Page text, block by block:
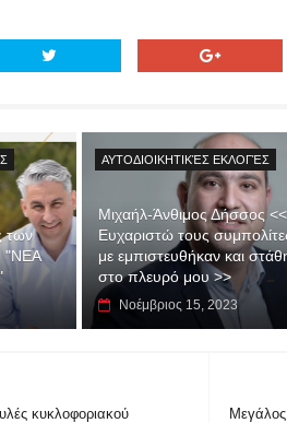
των
"ΝΕΑ
ΑΥΤΟΔΙΟΙΚΗΤΙΚΈΣ ΕΚΛΟΓΈΣ
Μιχαήλ-Άνθιμος Δήσσος <<
Ευχαριστώ τους
με εμπιστευθήκαν και
στο πλευρό μου >>
Νοέμβριος 15, 2023
κυκλοφοριακού